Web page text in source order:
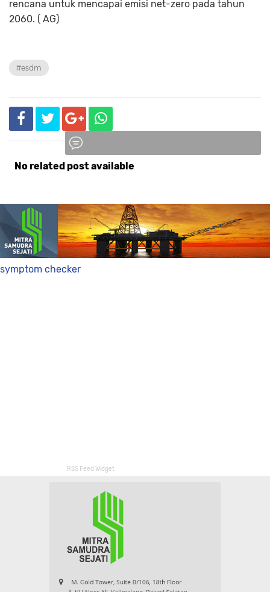
rencana untuk mencapai emisi net-zero pada tahun
2060. ( AG)
#esdm
No related post available
symptom checker
RSS Feed Widget